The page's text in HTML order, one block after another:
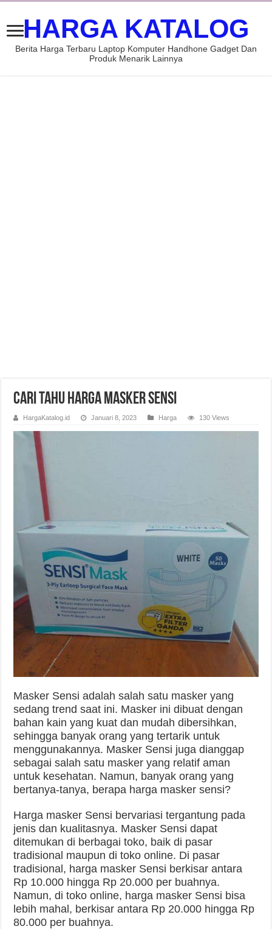
HARGA KATALOG
Berita Harga Terbaru Laptop Komputer Handhone Gadget Dan
Produk Menarik Lainnya
Cari Tahu Harga Masker Sensi
HargaKatalog.id Januari 8, 2023 Harga 130 Views
Masker Sensi adalah salah satu masker yang
sedang trend saat ini. Masker ini dibuat dengan
bahan kain yang kuat dan mudah dibersihkan,
sehingga banyak orang yang tertarik untuk
menggunakannya. Masker Sensi juga dianggap
sebagai salah satu masker yang relatif aman
untuk kesehatan. Namun, banyak orang yang
bertanya-tanya, berapa harga masker sensi?
Harga masker Sensi bervariasi tergantung pada
jenis dan kualitasnya. Masker Sensi dapat
ditemukan di berbagai toko, baik di pasar
tradisional maupun di toko online. Di pasar
tradisional, harga masker Sensi berkisar antara
Rp 10.000 hingga Rp 20.000 per buahnya.
Namun, di toko online, harga masker Sensi bisa
lebih mahal, berkisar antara Rp 20.000 hingga Rp
80.000 per buahnya.